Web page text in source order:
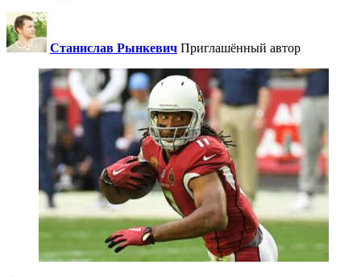
Станислав Рынкевич Приглашённый автор